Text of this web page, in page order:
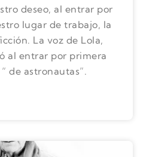
deseo, al entrar por
lugar de trabajo, la
La voz de Lola,
al entrar por primera
de astronautas”.